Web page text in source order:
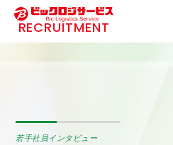
RECRUITMENT
若手社員インタビュー
募集職種一覧 新卒の方